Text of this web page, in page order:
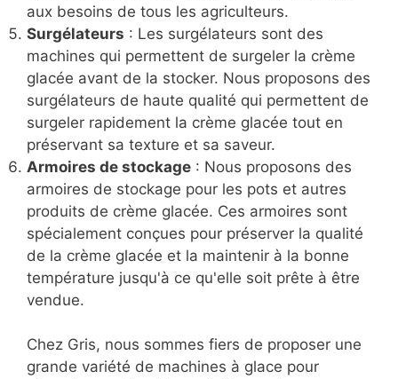
aux besoins de tous les agriculteurs.
Surgélateurs : Les surgélateurs sont des
machines qui permettent de surgeler la crème
glacée avant de la stocker. Nous proposons des
surgélateurs de haute qualité qui permettent de
surgeler rapidement la crème glacée tout en
préservant sa texture et sa saveur.
Armoires de stockage : Nous proposons des
armoires de stockage pour les pots et autres
produits de crème glacée. Ces armoires sont
spécialement conçues pour préserver la qualité
de la crème glacée et la maintenir à la bonne
température jusqu'à ce qu'elle soit prête à être
vendue.
Chez Gris, nous sommes fiers de proposer une
grande variété de machines à glace pour